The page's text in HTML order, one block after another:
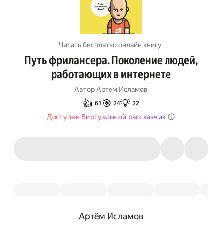
Читать бесплатно онлайн книгу
Путь фрилансера. Поколение людей,
работающих в интернете
АвторАртём Исламов
👍 61 🎯 24💡 22
Доступен Виртуальный рассказчик
Артём Исламов